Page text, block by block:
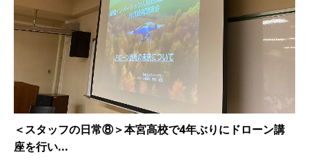
＜スタッフの日常⑧＞本宮高校で4年ぶりにドローン講
座を行い...